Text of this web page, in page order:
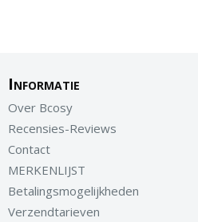
Informatie
Over Bcosy
Recensies-Reviews
Contact
MERKENLIJST
Betalingsmogelijkheden
Verzendtarieven